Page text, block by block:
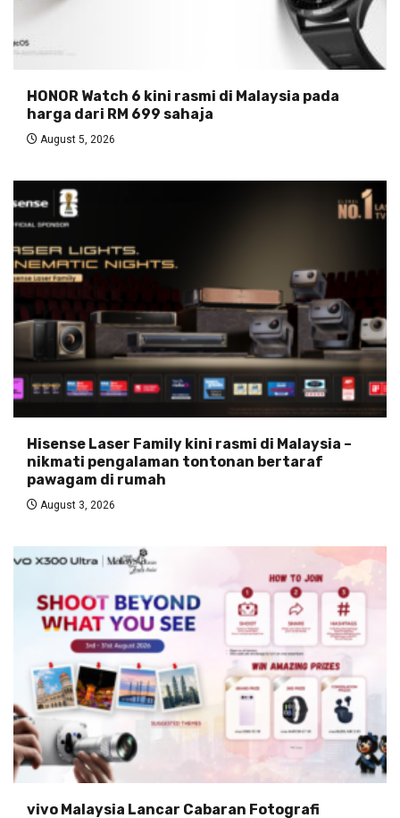
HONOR Watch 6 kini rasmi di Malaysia pada
harga dari RM 699 sahaja
August 5, 2026
Hisense Laser Family kini rasmi di Malaysia –
nikmati pengalaman tontonan bertaraf
pawagam di rumah
August 3, 2026
vivo Malaysia Lancar Cabaran Fotografi